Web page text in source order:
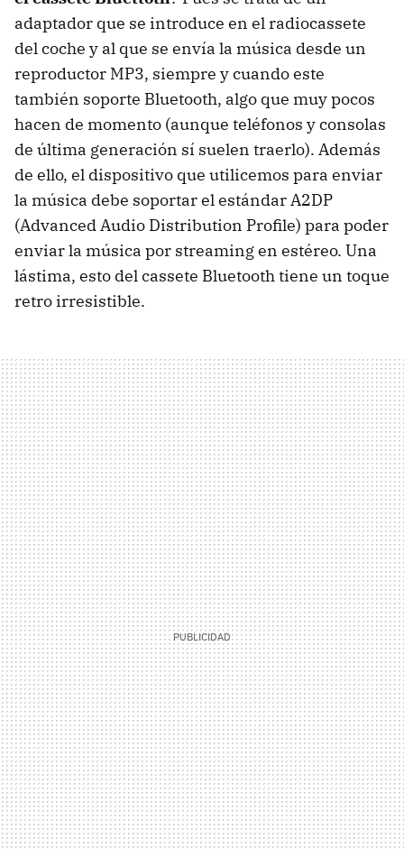
adaptador que se introduce en el radiocassete
del coche y al que se envía la música desde un
reproductor MP3, siempre y cuando este
también soporte Bluetooth, algo que muy pocos
hacen de momento (aunque teléfonos y consolas
de última generación sí suelen traerlo). Además
de ello, el dispositivo que utilicemos para enviar
la música debe soportar el estándar A2DP
(Advanced Audio Distribution Profile) para poder
enviar la música por streaming en estéreo. Una
lástima, esto del cassete Bluetooth tiene un toque
retro irresistible.